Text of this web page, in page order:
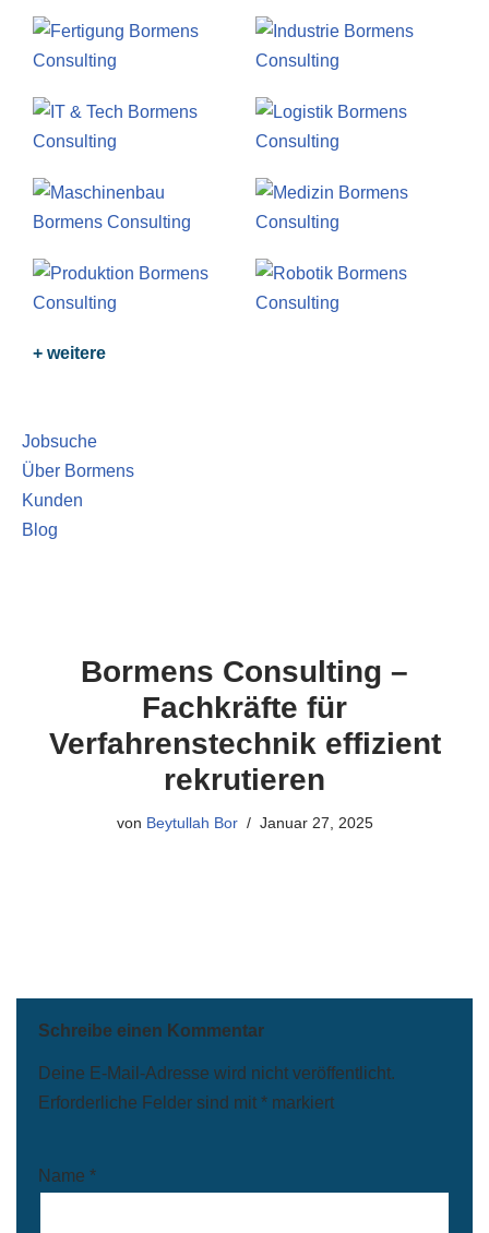
+ weitere
Jobsuche
Über Bormens
Kunden
Blog
Bormens Consulting –
Fachkräfte für
Verfahrenstechnik effizient
rekrutieren
von Beytullah Bor Januar 27, 2025
Schreibe einen Kommentar
Deine E-Mail-Adresse wird nicht veröffentlicht.
Erforderliche Felder sind mit * markiert
Name *